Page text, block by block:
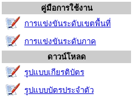
คู่มือการใช้งาน
การแข่งขันระดับเขตพื้นที่
การแข่งขันระดับภาค
ดาวน์โหลด
รูปแบบเกียรติบัตร
รูปแบบบัตรประจำตัว